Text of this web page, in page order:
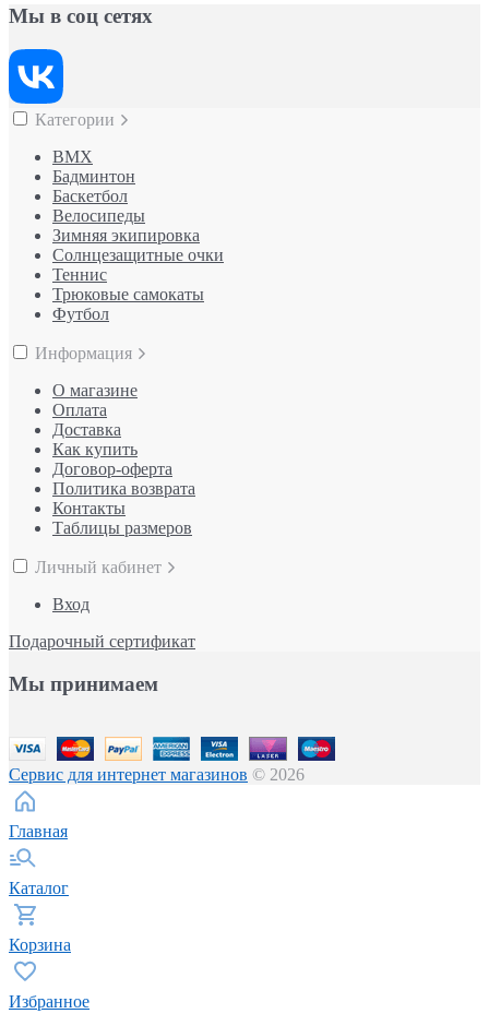
Мы в соц сетях
Категории
BMX
Бадминтон
Баскетбол
Велосипеды
Зимняя экипировка
Солнцезащитные очки
Теннис
Трюковые самокаты
Футбол
Информация
О магазине
Оплата
Доставка
Как купить
Договор-оферта
Политика возврата
Контакты
Таблицы размеров
Личный кабинет
Вход
Подарочный сертификат
Мы принимаем
Сервис для интернет магазинов © 2026
Главная
Каталог
Корзина
Избранное